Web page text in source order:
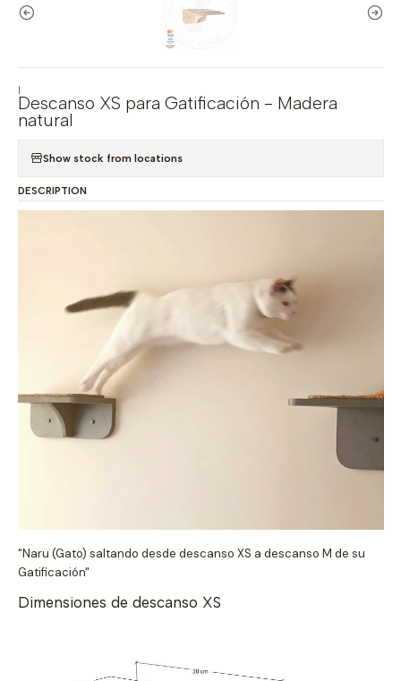
|
Descanso XS para Gatificación - Madera
natural
Show stock from locations
DESCRIPTION
"Naru (Gato) saltando desde descanso XS a descanso M de su
Gatificación"
Dimensiones de descanso XS